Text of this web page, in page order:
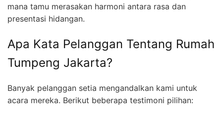
mana tamu merasakan harmoni antara rasa dan
presentasi hidangan.
Apa Kata Pelanggan Tentang Rumah
Tumpeng Jakarta?
Banyak pelanggan setia mengandalkan kami untuk
acara mereka. Berikut beberapa testimoni pilihan: